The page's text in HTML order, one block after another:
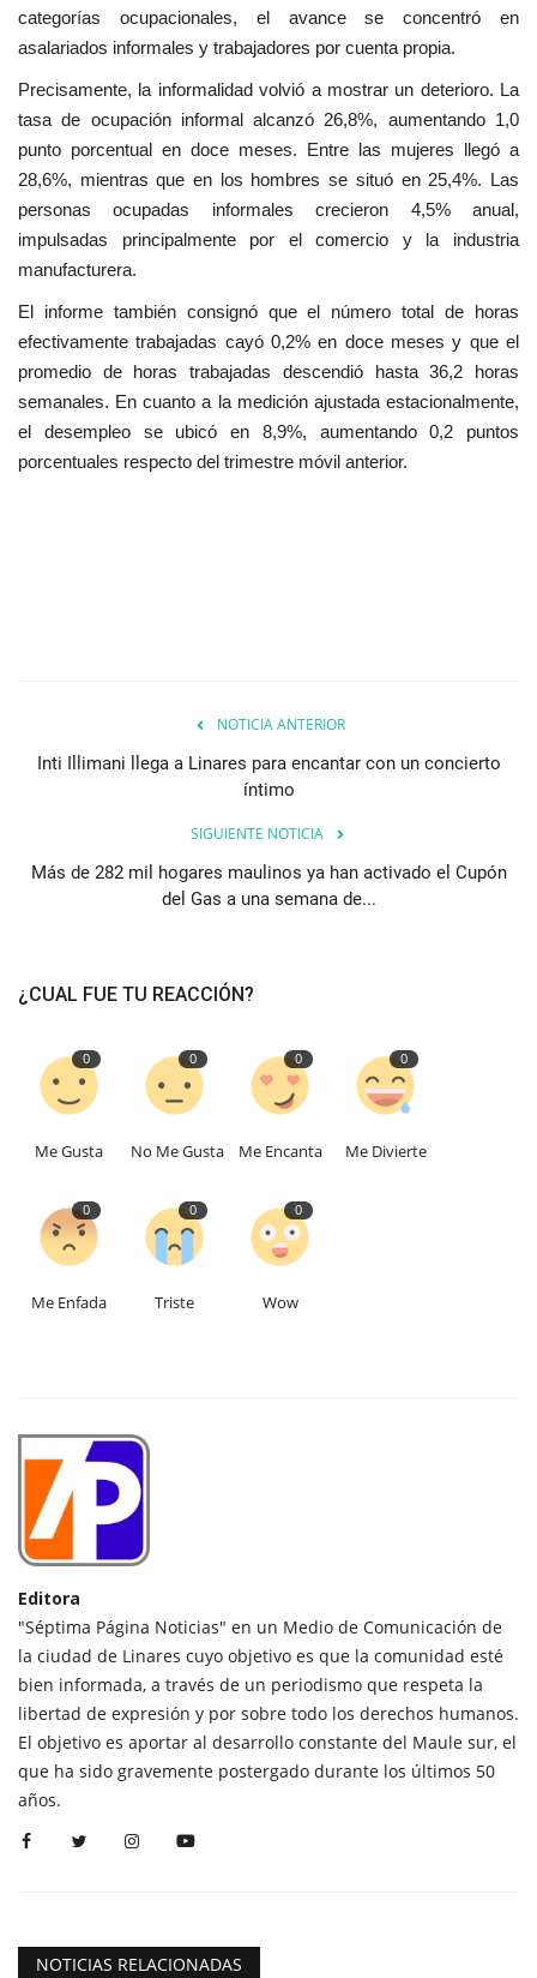
categorías ocupacionales, el avance se concentró en
asalariados informales y trabajadores por cuenta propia.
Precisamente, la informalidad volvió a mostrar un deterioro. La
tasa de ocupación informal alcanzó 26,8%, aumentando 1,0
punto porcentual en doce meses. Entre las mujeres llegó a
28,6%, mientras que en los hombres se situó en 25,4%. Las
personas ocupadas informales crecieron 4,5% anual,
impulsadas principalmente por el comercio y la industria
manufacturera.
El informe también consignó que el número total de horas
efectivamente trabajadas cayó 0,2% en doce meses y que el
promedio de horas trabajadas descendió hasta 36,2 horas
semanales. En cuanto a la medición ajustada estacionalmente,
el desempleo se ubicó en 8,9%, aumentando 0,2 puntos
porcentuales respecto del trimestre móvil anterior.
NOTICIA ANTERIOR
Inti Illimani llega a Linares para encantar con un concierto
íntimo
SIGUIENTE NOTICIA
Más de 282 mil hogares maulinos ya han activado el Cupón
del Gas a una semana de...
¿CUAL FUE TU REACCIÓN?
0
Me Gusta
0
No Me Gusta
0
Me Encanta
0
Me Divierte
0
Me Enfada
0
Triste
0
Wow
Editora
"Séptima Página Noticias" en un Medio de Comunicación de
la ciudad de Linares cuyo objetivo es que la comunidad esté
bien informada, a través de un periodismo que respeta la
libertad de expresión y por sobre todo los derechos humanos.
El objetivo es aportar al desarrollo constante del Maule sur, el
que ha sido gravemente postergado durante los últimos 50
años.
NOTICIAS RELACIONADAS